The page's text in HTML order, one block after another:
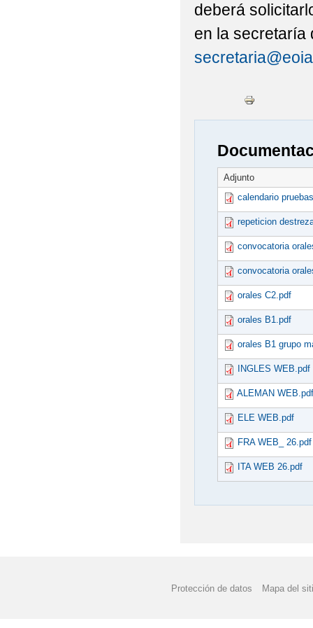
deberá
en la secretaría
Adjunto
calendario
repeticion
convocatoria
convocatoria
orales C2.pdf
orales B1.pdf
orales B1 grupo
INGLES WEB.pdf
ALEMAN WEB.pdf
ELE WEB.pdf
FRA WEB_ 26.pdf
ITA WEB 26.pdf
Protección de datos Mapa del